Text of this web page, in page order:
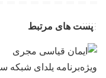
پست های مرتبط